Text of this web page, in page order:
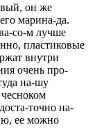
он же
марина-да.
со-м лучше
пластиковые
внутри
очень про-
на-шу
точно на-
ее можно